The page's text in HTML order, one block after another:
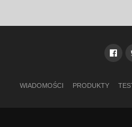
WIADOMOŚCI PRODUKTY